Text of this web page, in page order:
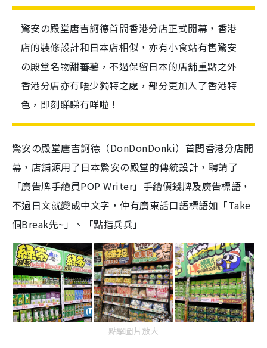
驚安の殿堂唐吉訶德首間香港分店正式開幕，香港
店的裝修設計和日本店相似，亦有小食站有售驚安
の殿堂名物甜蕃薯，不過保留日本的店舖重點之外
香港分店亦有唔少獨特之處，部分更加入了香港特
色，即刻睇睇有咩啦！
驚安の殿堂唐吉訶德（DonDonDonki）首間香港分店開
幕，店舖源用了日本驚安の殿堂的傳統設計，聘請了
「廣告牌手繪員POP Writer」手繪價錢牌及廣告標語，
不過日文就變成中文字，仲有廣東話口語標語如「Take
個Break先~」、「點指兵兵」
點擊圖片放大